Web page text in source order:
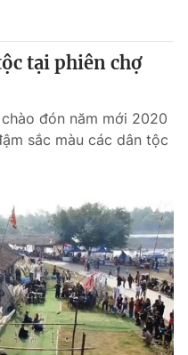
Phạm Quốc Thắng,
355 932
897
tại phiên chợ
đón năm mới 2020
sắc màu các dân tộc